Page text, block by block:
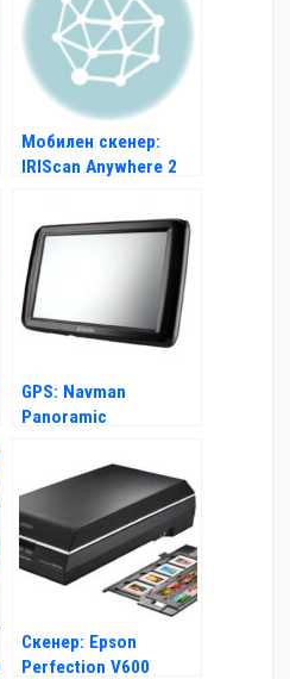
Мобилен скенер:
IRIScan Anywhere 2
GPS: Navman
Panoramic
Скенер: Epson
Perfection V600